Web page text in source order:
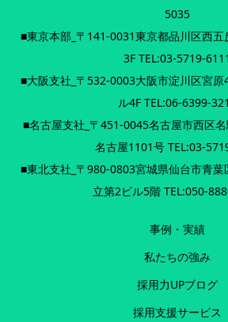
5035
■東京本部_〒141-0031東京都品川区西
3F TEL:03-5719-6111
■大阪支社_〒532-0003大阪市淀川区宮
ル4F TEL:06-6399-
■名古屋支社_〒451-0045名古屋市西区
名古屋1101号 TEL:03-
■東北支社_〒980-0803宮城県仙台市青
立第2ビル5階 TEL:050-
事例・実績
私たちの強み
採用力UPブログ
採用支援サービス